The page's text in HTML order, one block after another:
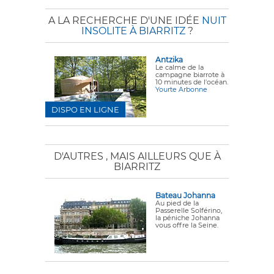
A LA RECHERCHE D'UNE IDÉE NUIT
INSOLITE À BIARRITZ?
Antzika
Le calme de la
campagne biarrote à
10 minutes de l'océan.
Yourte Arbonne
DISPO EN LIGNE
D'AUTRES , MAIS AILLEURS QUE À
BIARRITZ
Bateau Johanna
Au pied de la
Passerelle Solférino,
la péniche Johanna
vous offre la Seine.